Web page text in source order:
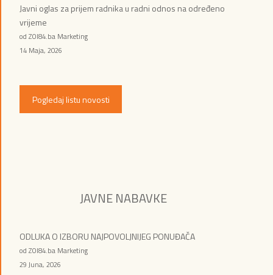
Javni oglas za prijem radnika u radni odnos na određeno
vrijeme
od ZOI84.ba Marketing
14 Maja, 2026
Pogledaj listu novosti
JAVNE NABAVKE
ODLUKA O IZBORU NAJPOVOLJNIJEG PONUĐAČA
od ZOI84.ba Marketing
29 Juna, 2026